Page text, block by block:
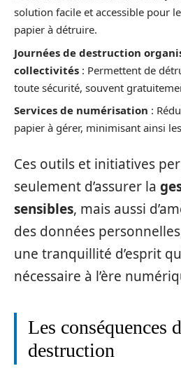
solution facile et accessible pour
papier à détruire.
Journées de destruction
collectivités : Permettent de
toute sécurité, souvent
Services de numérisation :
papier à gérer, minimisant ainsi
Ces outils et initiatives
seulement d’assurer la
sensibles, mais aussi
des données
une tranquillité d’esprit
nécessaire à l’ère
Les conséquences
destruction